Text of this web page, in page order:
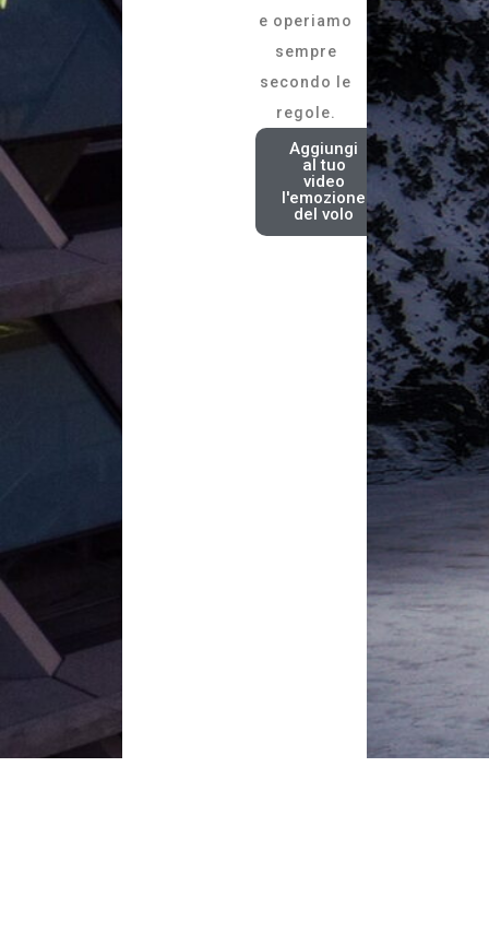
e operiamo
sempre
secondo le
regole.
Aggiungi
al tuo
video
l'emozione
del volo